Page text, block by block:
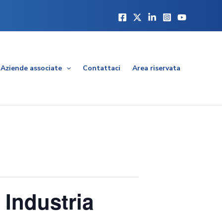
Aziende associate Contattaci Area riservata